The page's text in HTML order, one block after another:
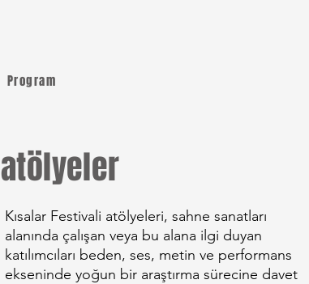
Program
atölyeler
Kısalar Festivali atölyeleri, sahne sanatları
alanında çalışan veya bu alana ilgi duyan
katılımcıları beden, ses, metin ve performans
ekseninde yoğun bir araştırma sürecine davet